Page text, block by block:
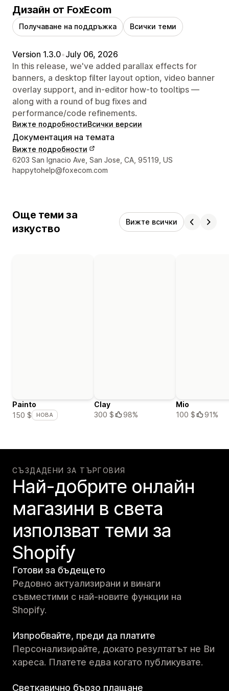
Дизайн от FoxEcom
Получаване на поддръжка Всички теми
Version 1.3.0•July 06, 2026
In this release, we've added parallax effects for
banners, a desktop filter layout option, video banner
overlay support, and in-editor how-to tooltips —
along with a round of bug fixes and
performance/code refinements.
Вижте подробностиВсички версии
Документация на темата
Вижте подробности
Данни за връзка с дизайнера
6203 San Ignacio Ave, San Jose, CA, 95119, US
happytohelp@foxecom.com
Още теми за
изкуство
Вижте всички
Painto
150 $
НОВА
Clay
300 $
98%
Mio
100 $
91%
СЪЗДАДЕНИ ЗА ТЪРГОВИЯ
Най-добрите онлайн
магазини в света
използват теми за
Shopify
Готови за бъдещето
Редовно актуализирани и винаги
съвместими с най-новите функции на
Shopify.
Изпробвайте, преди да платите
Персонализирайте, докато резултатът не Ви
хареса. Платете едва когато публикувате.
Светкавично бързо плащане